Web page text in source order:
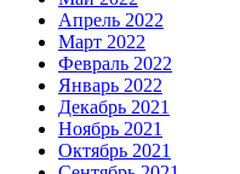
Апрель 2022
Март 2022
Февраль 2022
Январь 2022
Декабрь 2021
Ноябрь 2021
Октябрь 2021